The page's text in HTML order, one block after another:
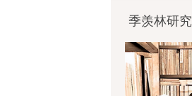
季羡林研究